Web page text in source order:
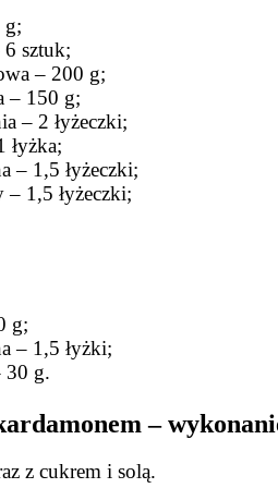
g;
sztuk;
– 200 g;
– 150 g;
– 2 łyżeczki;
łyżka;
– 1,5 łyżeczki;
1,5 łyżeczki;
g;
– 1,5 łyżki;
30 g.
–
z cukrem i solą.